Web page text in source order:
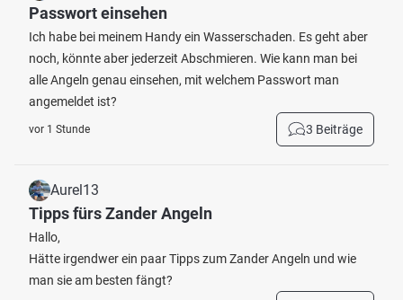
Passwort einsehen
Ich habe bei meinem Handy ein Wasserschaden. Es geht aber
noch, könnte aber jederzeit Abschmieren. Wie kann man bei
alle Angeln genau einsehen, mit welchem Passwort man
angemeldet ist?
vor 1 Stunde 3 Beiträge
Aurel13
Tipps fürs Zander Angeln
Hallo,
Hätte irgendwer ein paar Tipps zum Zander Angeln und wie
man sie am besten fängt?